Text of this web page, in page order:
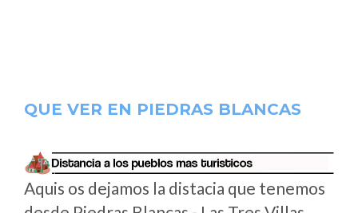
QUE VER EN PIEDRAS BLANCAS
Aquis os dejamos la distacia que tenemos